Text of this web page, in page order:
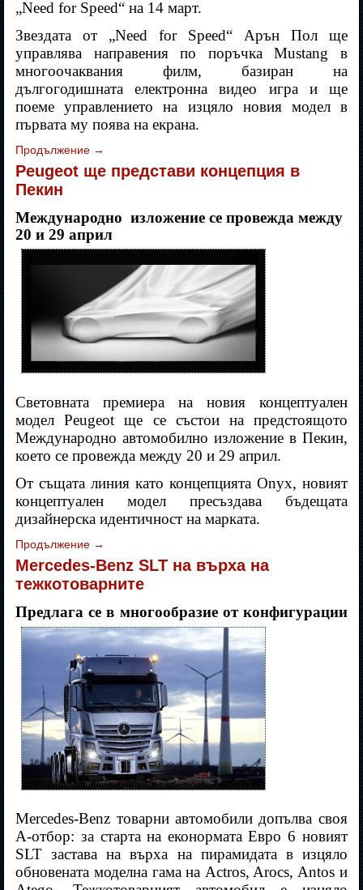
„Need for Speed“ на 14 март.
Звездата от „Need for Speed“ Арън Пол ще
управлява направения по поръчка Mustang в
многоочаквания филм, базиран на
дългогодишната електронна видео игра и ще
поеме управлението на изцяло новия модел в
първата му поява на екрана.
Продължение →
Peugeot ще представи концепция в
Пекин
Международно изложение се провежда между
20 и 29 април
Световната премиера на новия концептуален
модел Peugeot ще се състои на предстоящото
Международно автомобилно изложение в Пекин,
което се провежда между 20 и 29 април.
От същата линия като концепцията Onyx, новият
концептуален модел пресъздава бъдещата
дизайнерска идентичност на марката.
Продължение →
Mercedes-Benz SLT на върха на
тежкотоварните
Предлага се в многообразие от конфигурации
Mercedes-Benz товарни автомобили допълва своя
А-отбор: за старта на еконормата Евро 6 новият
SLT застава на върха на пирамидата в изцяло
обновената моделна гама на Actros, Arocs, Antos и